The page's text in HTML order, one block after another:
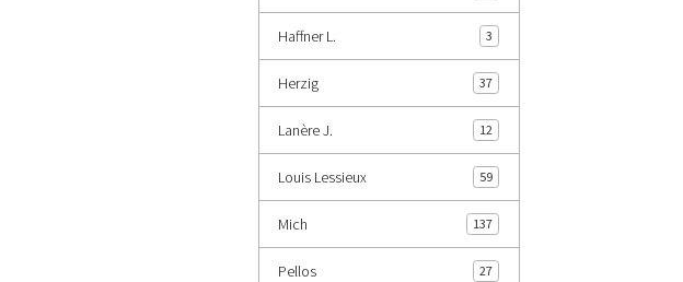
Haffner L. 3
Herzig 37
Lanère J. 12
Louis Lessieux 59
Mich 137
Pellos 27